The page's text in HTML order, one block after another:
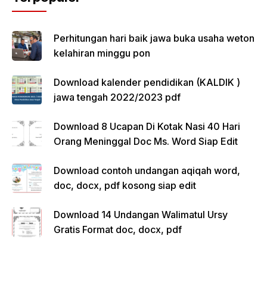
Perhitungan hari baik jawa buka usaha weton
kelahiran minggu pon
Download kalender pendidikan (KALDIK )
jawa tengah 2022/2023 pdf
Download 8 Ucapan Di Kotak Nasi 40 Hari
Orang Meninggal Doc Ms. Word Siap Edit
Download contoh undangan aqiqah word,
doc, docx, pdf kosong siap edit
Download 14 Undangan Walimatul Ursy
Gratis Format doc, docx, pdf